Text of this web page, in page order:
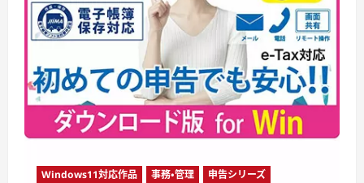
Windows11対応作品 事務・管理 申告シリーズ